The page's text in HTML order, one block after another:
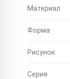
Материал
Форма
Рисунок
Серия